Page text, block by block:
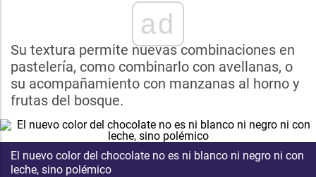
ad
Su textura permite nuevas combinaciones en
pastelería, como combinarlo con avellanas, o
su acompañamiento con manzanas al horno y
frutas del bosque.
El nuevo color del chocolate no es ni blanco ni negro ni con
leche, sino polémico